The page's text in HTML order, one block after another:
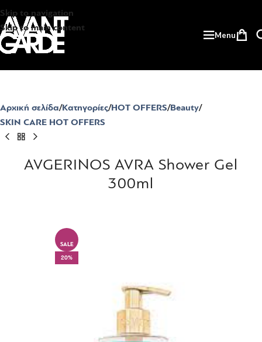
Skip to navigation
Skip to main content
Menu
Αρχική σελίδα Κατηγορίες HOT OFFERS Beauty
SKIN CARE HOT OFFERS
AVGERINOS AVRA Shower Gel
300ml
SALE
20%